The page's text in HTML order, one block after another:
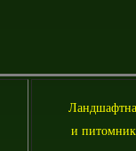
Л
и питомник